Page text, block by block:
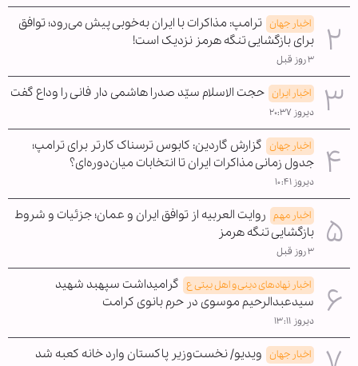
اخبار جهان ترامپ: مذاکرات با ایران به‌خوبی پیش می‌رود؛ توافق
برای بازگشایی تنگه هرمز نزدیک است!
۳ روز قبل
اخبار ایران حجت الاسلام سیّد صدرا هاشمی دار فانی را وداع گفت
دیروز ۲۰:۳۷
اخبار جهان گزارش گاردین: کابوس ترسناک کارتر برای ترامپ؛
جدول زمانی مذاکرات ایران تا انتخابات میان‌دوره‌ای؟
دیروز ۱۰:۴۱
اخبار مهم روایت العربیه از توافق ایران و عمان؛ جزئیات و شروط
بازگشایی تنگه هرمز
۳ روز قبل
اخبار نهادهای دینی و اهل بیتی ع گرامیداشت سپهبد شهید
سیدعبدالرحیم موسوی در حرم بانوی کرامت
دیروز ۱۳:۱۱
اخبار جهان ویدیو/ نخست‌وزیر پاکستان وارد خانه کعبه شد